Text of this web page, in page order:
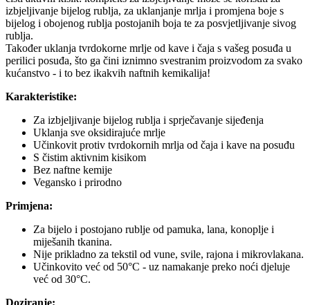
izbjeljivanje bijelog rublja, za uklanjanje mrlja i promjena boje s
bijelog i obojenog rublja postojanih boja te za posvjetljivanje sivog
rublja.
Također uklanja tvrdokorne mrlje od kave i čaja s vašeg posuđa u
perilici posuđa, što ga čini iznimno svestranim proizvodom za svako
kućanstvo - i to bez ikakvih naftnih kemikalija!
Karakteristike:
Za izbjeljivanje bijelog rublja i sprječavanje sijeđenja
Uklanja sve oksidirajuće mrlje
Učinkovit protiv tvrdokornih mrlja od čaja i kave na posuđu
S čistim aktivnim kisikom
Bez naftne kemije
Vegansko i prirodno
Primjena:
Za bijelo i postojano rublje od pamuka, lana, konoplje i
miješanih tkanina.
Nije prikladno za tekstil od vune, svile, rajona i mikrovlakana.
Učinkovito već od 50°C - uz namakanje preko noći djeluje
već od 30°C.
Doziranje: